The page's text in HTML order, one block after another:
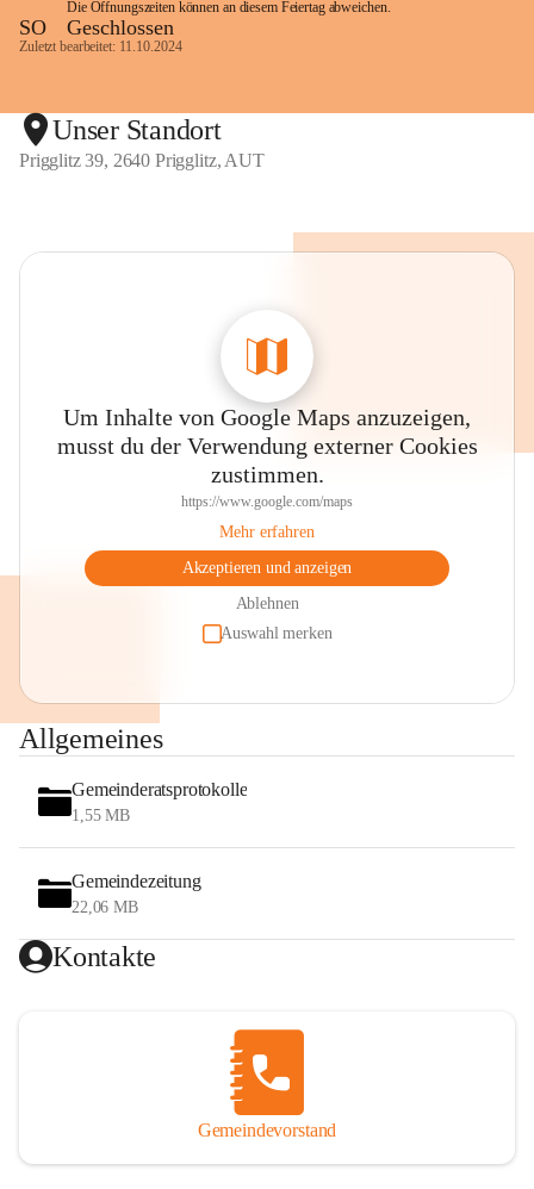
Die Öffnungszeiten können an diesem Feiertag abweichen.
SO Geschlossen
Zuletzt bearbeitet: 11.10.2024
Unser Standort
Prigglitz 39, 2640 Prigglitz, AUT
Um Inhalte von Google Maps anzuzeigen,
musst du der Verwendung externer Cookies
zustimmen.
https://www.google.com/maps
Mehr erfahren
Akzeptieren und anzeigen
Ablehnen
Auswahl merken
Allgemeines
Gemeinderatsprotokolle
1,55 MB
Gemeindezeitung
22,06 MB
Kontakte
Gemeindevorstand